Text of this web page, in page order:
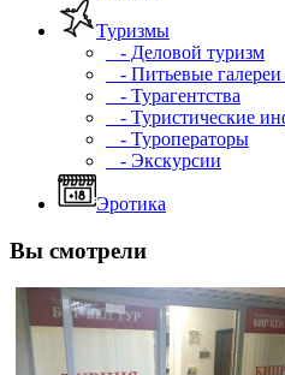
Туризмы
- Деловой туризм
- Питьевые
- Турагентства
- Туристические
- Туроператоры
- Экскурсии
Эротика
Вы смотрели